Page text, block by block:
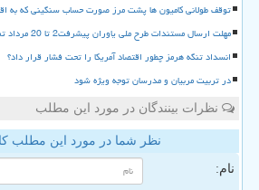
توقف طولانی کامیون ها پشت مرز صورت حساب سنگینی که به
مهلت ارسال مستندات طرح ملی یاوران پیشرفت2 تا 20 مرداد تمدید گردید
انسداد تنگه هرمز چطور اقتصاد آمریکا را تحت فشار قرار داد؟
در تربیت مربیان و مدرسان توجه ویژه شود
نظرات بینندگان در مورد این مطلب
نظر شما در مورد این مطلب
نام: